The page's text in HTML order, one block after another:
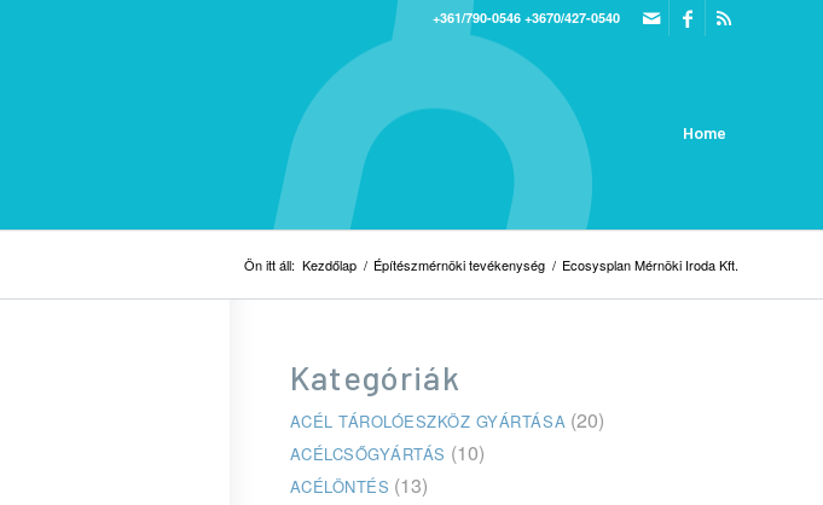
+361/790-0546 +3670/427-0540
Home
Ön itt áll: Kezdőlap / Építészmérnöki tevékenység / Ecosysplan Mérnöki Iroda Kft.
Kategóriák
ACÉL TÁROLÓESZKÖZ GYÁRTÁSA (20)
ACÉLCSŐGYÁRTÁS (10)
ACÉLÖNTÉS (13)